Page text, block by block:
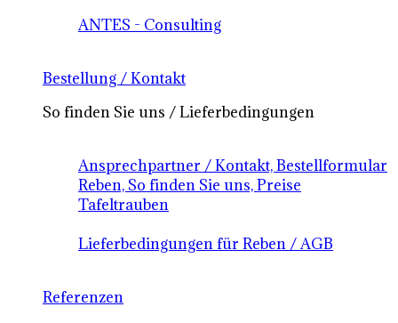
ANTES - Consulting
Bestellung / Kontakt
So finden Sie uns / Lieferbedingungen
Ansprechpartner / Kontakt, Bestellformular
Reben, So finden Sie uns, Preise
Tafeltrauben
Lieferbedingungen für Reben / AGB
Referenzen